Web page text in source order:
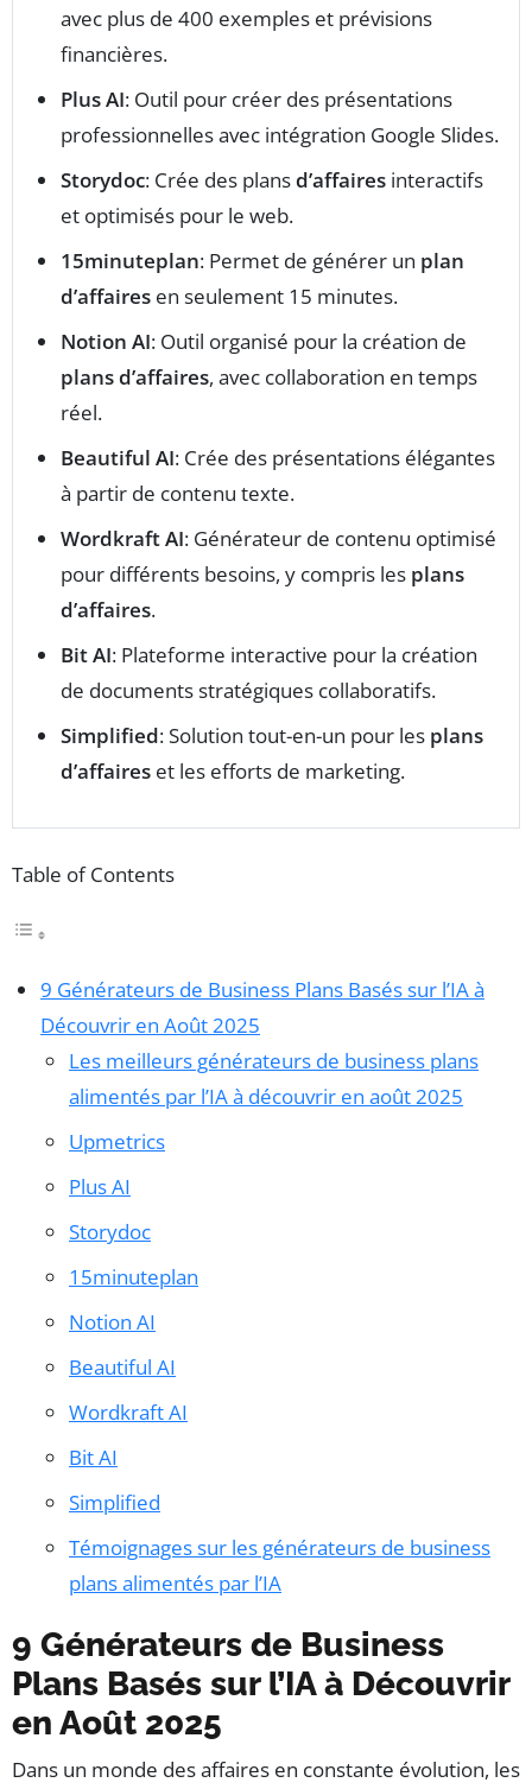
avec plus de 400 exemples et prévisions
financières.
Plus AI: Outil pour créer des présentations
professionnelles avec intégration Google Slides.
Storydoc: Crée des plansd’affaires interactifs
et optimisés pour le web.
15minuteplan: Permet de générer un plan
d’affaires en seulement 15 minutes.
Notion AI: Outil organisé pour la création de
plans d’affaires, avec collaboration en temps
réel.
Beautiful AI: Crée des présentations élégantes
à partir de contenu texte.
Wordkraft AI: Générateur de contenu optimisé
pour différents besoins, y compris les plans
d’affaires.
Bit AI: Plateforme interactive pour la création
de documents stratégiques collaboratifs.
Simplified: Solution tout-en-un pour les plans
d’affaires et les efforts de marketing.
Table of Contents
9 Générateurs de Business Plans Basés sur l’IA à
Découvrir en Août 2025
Les meilleurs générateurs de business plans
alimentés par l’IA à découvrir en août 2025
Upmetrics
Plus AI
Storydoc
15minuteplan
Notion AI
Beautiful AI
Wordkraft AI
Bit AI
Simplified
Témoignages sur les générateurs de business
plans alimentés par l’IA
9 Générateurs de Business
Plans Basés sur l’IA à Découvrir
en Août 2025
Dans un monde des affaires en constante évolution, les